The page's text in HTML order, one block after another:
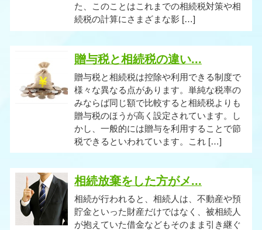
た、このことはこれまでの相続税対策や相
続税の計算にさまざまな影 […]
贈与税と相続税の違い...
贈与税と相続税は控除や利用できる制度で
様々な異なる点があります。単純な税率の
みならば同じ額で比較すると相続税よりも
贈与税のほうが高く設定されています。し
かし、一般的には贈与を利用することで節
税できるといわれています。これ […]
相続放棄をした方がメ...
相続が行われると、相続人は、不動産や預
貯金といった財産だけではなく、被相続人
が抱えていた借金などもそのまま引き継ぐ